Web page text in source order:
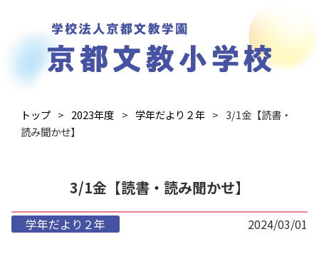
トップ 2023年度 学年だより２年
3/1金【読書・
読み聞かせ】
3/1金【読書・読み聞かせ】
学年だより２年 2024/03/01